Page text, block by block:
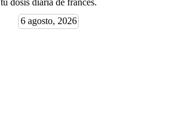
6 agosto, 2026